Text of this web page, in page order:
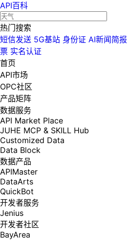
API百科
热门搜索
短信发送 5G基站 身份证 AI新闻简报
票 实名认证
首页
API市场
OPC社区
产品矩阵
数据服务
API Market Place
JUHE MCP & SKILL Hub
Customized Data
Data Block
数据产品
APIMaster
DataArts
QuickBot
开发者服务
Jenius
开发者社区
BayArea